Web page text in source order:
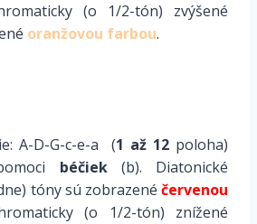
(o 1/2-tón) zvýšené
oranžovou farbou.
A-D-G-c-e-a (1 až 12 poloha)
béčiek (b). Diatonické
tóny sú zobrazené červenou
(o 1/2-tón) znížené